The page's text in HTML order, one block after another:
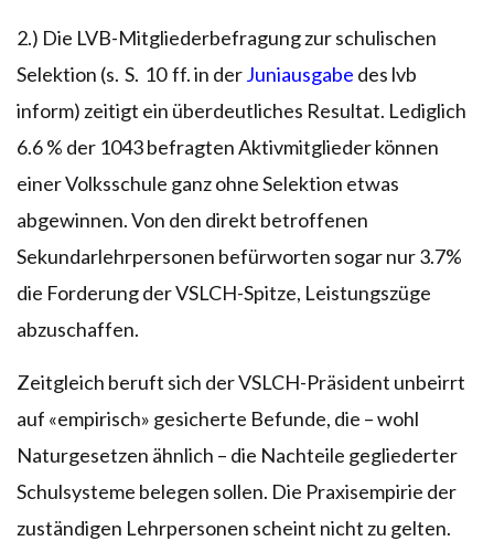
2.) Die LVB-Mitgliederbefragung zur schulischen
Selektion (s. S. 10 ff. in derJuniausgabe des lvb
inform) zeitigt ein überdeutliches Resultat. Lediglich
6.6 % der 1043 befragten Aktivmitglieder können
einer Volksschule ganz ohne Selektion etwas
abgewinnen. Von den direkt betroffenen
Sekundarlehrpersonen befürworten sogar nur 3.7%
die Forderung der VSLCH-Spitze, Leistungszüge
abzuschaffen.
Zeitgleich beruft sich der VSLCH-Präsident unbeirrt
auf «empirisch» gesicherte Befunde, die – wohl
Naturgesetzen ähnlich – die Nachteile gegliederter
Schulsysteme belegen sollen. Die Praxisempirie der
zuständigen Lehrpersonen scheint nicht zu gelten.